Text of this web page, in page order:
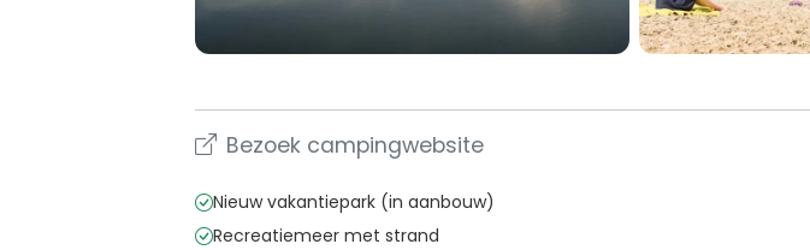
Bezoek campingwebsite
Nieuw vakantiepark (in aanbouw)
Recreatiemeer met strand